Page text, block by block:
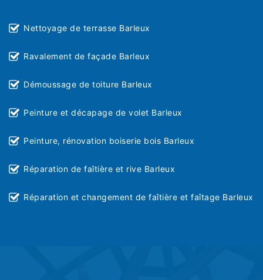
Nettoyage de terrasse Barleux
Ravalement de façade Barleux
Démoussage de toiture Barleux
Peinture et décapage de volet Barleux
Peinture, rénovation boiserie bois Barleux
Réparation de faîtière et rive Barleux
Réparation et changement de faîtière et faîtage Barleux